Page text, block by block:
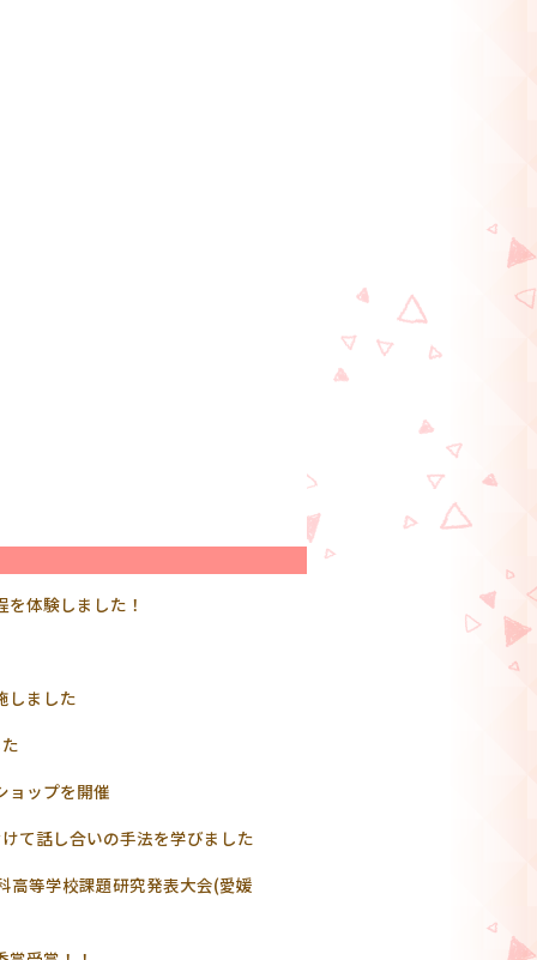
体験しました！
しました
ョップを開催
て話し合いの手法を学びました
高等学校課題研究発表大会(愛媛